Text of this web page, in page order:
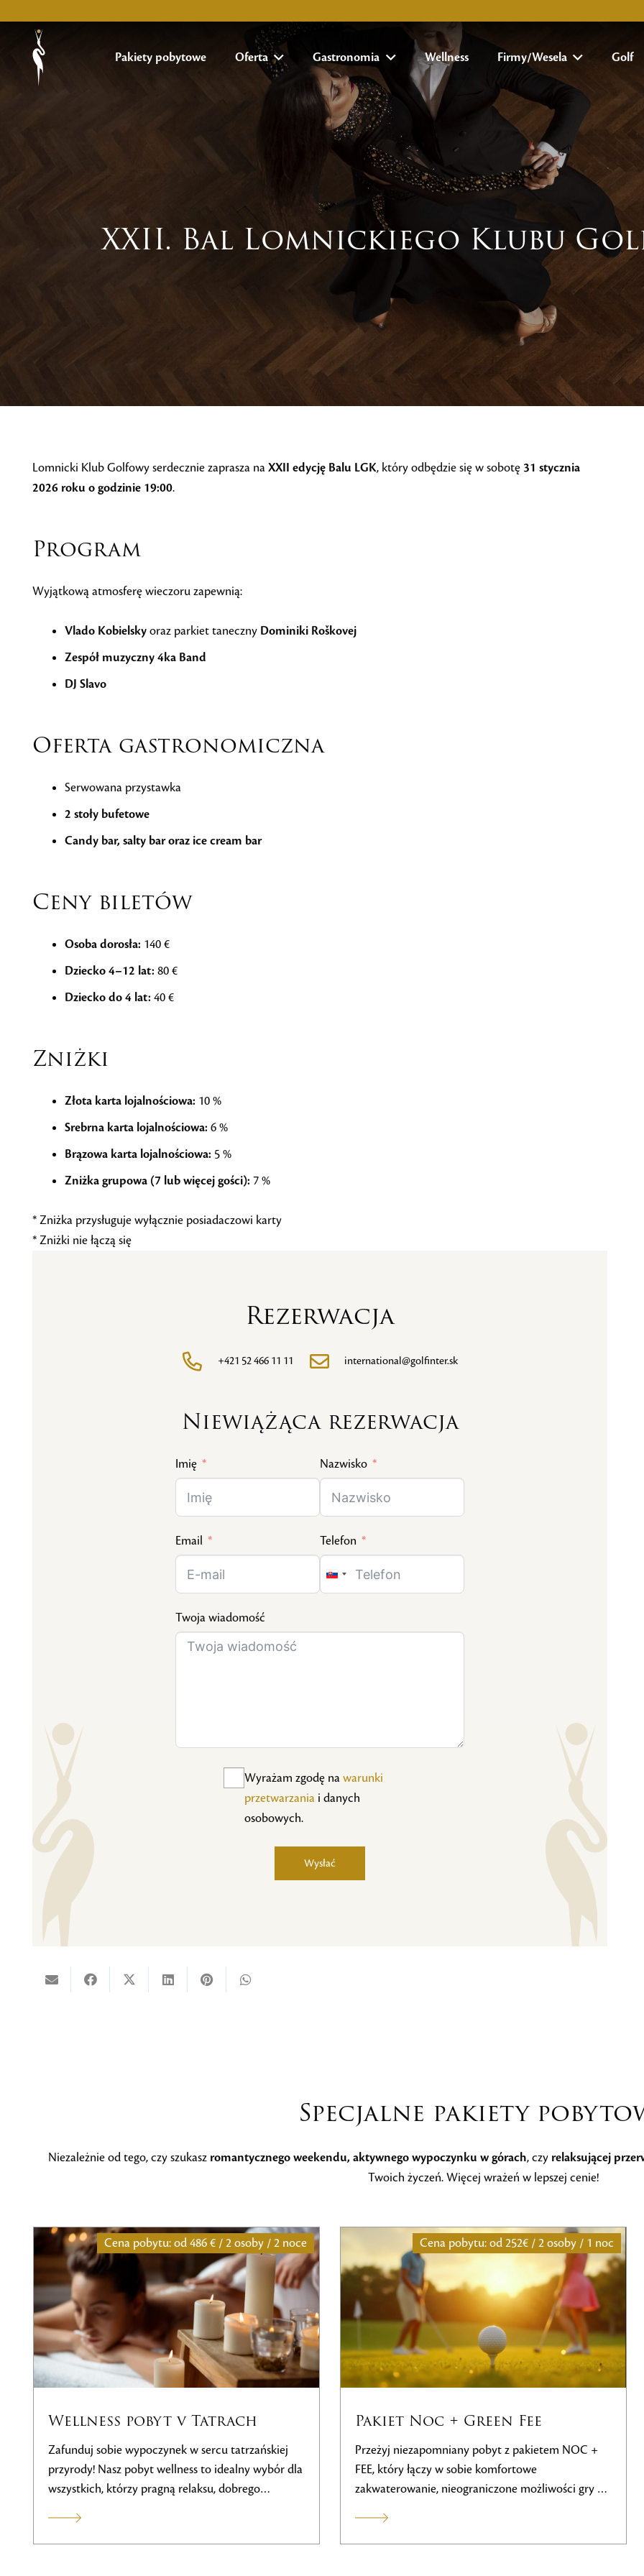
Pakiety pobytowe Oferta Gastronomia Wellness Firmy/Wesela Golf
XXII. Bal Lomnickiego Klubu
Lomnicki Klub Golfowy serdecznie zaprasza naXXII edycję Balu LGK, który odbędzie się w sobotę 31 stycznia
2026 roku o godzinie 19:00.
Program
Wyjątkową atmosferę wieczoru zapewnią:
Vlado Kobielskyoraz parkiet taneczny Dominiki Roškovej
Zespół muzyczny 4ka Band
DJ Slavo
Oferta gastronomiczna
Serwowana przystawka
2 stoły bufetowe
Candy bar, salty bar oraz ice cream bar
Ceny biletów
Osoba dorosła: 140 €
Dziecko 4–12 lat: 80 €
Dziecko do 4 lat: 40 €
Zniżki
Złota karta lojalnościowa: 10 %
Srebrna karta lojalnościowa: 6 %
Brązowa karta lojalnościowa: 5 %
Zniżka grupowa (7 lub więcej gości): 7 %
* Zniżka przysługuje wyłącznie posiadaczowi karty
* Zniżki nie łączą się
Rezerwacja
+421 52 466 11 11 international@golfinter.sk
Niewiążąca rezerwacja
Imię Nazwisko
Email Telefon
Slovakia
Twoja wiadomość
Wyrażam zgodę nawarunki
przetwarzaniai danych
osobowych.
Wysłać
Specjalne pakiety
Niezależnie od tego, czy szukasz romantycznego weekendu, aktywnego wypoczynku w górach, czy relaksującej
Twoich życzeń. Więcej wrażeń w lepszej cenie!
Pakiet Noc + Green Fee
Przeżyj niezapomniany pobyt z pakietem NOC +
FEE, który łączy w sobie komfortowe
zakwaterowanie, nieograniczone możliwości gry w
korzystne ceny dla 2 osób z dostępem do pola
golfowego, świetną gastronomię i relaks w
Cena pobytu: od252€ / 2 osoby / 1 noc
Pobyt z kursem Zielonej Karty
Chcesz zacząć grać w golfa i zdobyć oficjalną
Zieloną Kartę? Skorzystaj zspecjalnego pobytu z
początkujących. Podczas pobytu
trener poprowadzi Cię przez podstawy gry w
Cena pobytu: od784 € / 2 osoby / 2 noce